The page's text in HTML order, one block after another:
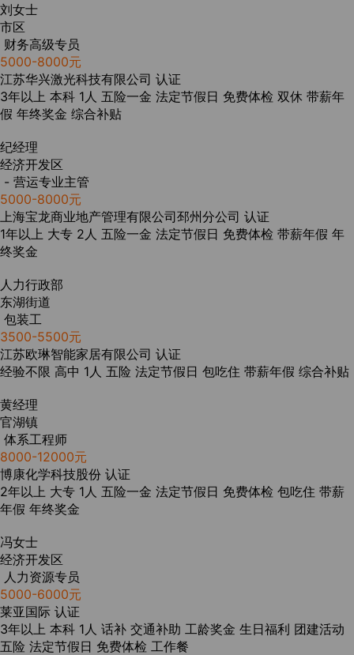
刘女士
市区
财务高级专员
5000-8000元
江苏华兴激光科技有限公司 认证
3年以上 本科 1人 五险一金 法定节假日 免费体检 双休 带薪年
假 年终奖金 综合补贴
纪经理
经济开发区
- 营运专业主管
5000-8000元
上海宝龙商业地产管理有限公司邳州分公司 认证
1年以上 大专 2人 五险一金 法定节假日 免费体检 带薪年假 年
终奖金
人力行政部
东湖街道
包装工
3500-5500元
江苏欧琳智能家居有限公司 认证
经验不限 高中 1人 五险 法定节假日 包吃住 带薪年假 综合补贴
黄经理
官湖镇
体系工程师
8000-12000元
博康化学科技股份 认证
2年以上 大专 1人 五险一金 法定节假日 免费体检 包吃住 带薪
年假 年终奖金
冯女士
经济开发区
人力资源专员
5000-6000元
莱亚国际 认证
3年以上 本科 1人 话补 交通补助 工龄奖金 生日福利 团建活动
五险 法定节假日 免费体检 工作餐